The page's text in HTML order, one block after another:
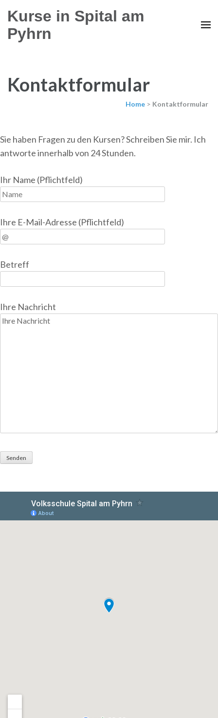
Kurse in Spital am
Pyhrn
Kontaktformular
Home > Kontaktformular
Sie haben Fragen zu den Kursen? Schreiben Sie mir. Ich
antworte innerhalb von 24 Stunden.
Ihr Name (Pflichtfeld)
Ihre E-Mail-Adresse (Pflichtfeld)
Betreff
Ihre Nachricht